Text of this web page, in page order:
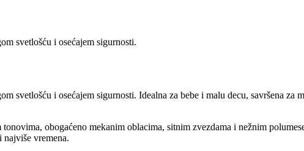
svetlošću i osećajem sigurnosti.
svetlošću i osećajem sigurnosti. Idealna za bebe i malu decu, savršena za
obogaćeno mekanim oblacima, sitnim zvezdama i nežnim
vremena.